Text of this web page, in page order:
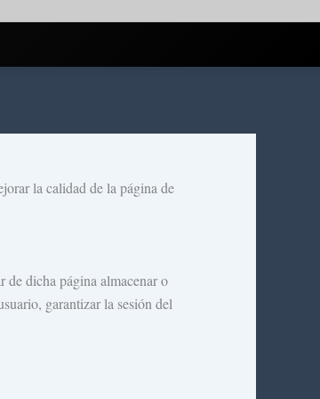
la calidad de la página de
de dicha página almacenar o
garantizar la sesión del